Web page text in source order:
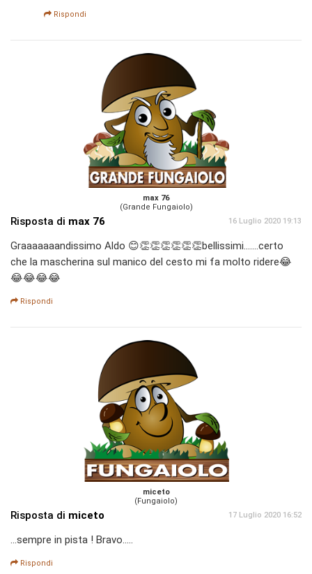
Rispondi
max 76
(Grande Fungaiolo)
Risposta di max 76 16 Luglio 2020 19:13
Graaaaaaandissimo Aldo 😊👏👏👏👏👏👏bellissimi.......certo
che la mascherina sul manico del cesto mi fa molto ridere😂
😂😂😂😂
Rispondi
miceto
(Fungaiolo)
Risposta di miceto 17 Luglio 2020 16:52
...sempre in pista ! Bravo.....
Rispondi